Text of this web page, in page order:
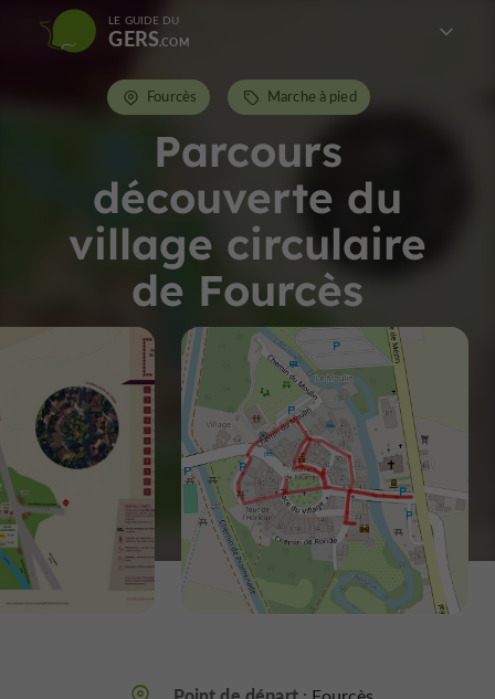
LE GUIDE DU
GERS
Parcours
découverte du
village circulaire
de Fourcès
Fourcès Marche à pied